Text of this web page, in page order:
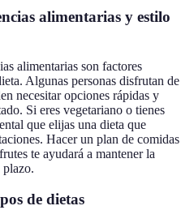
alimentarias y estilo
alimentarias son factores
Algunas personas disfrutan de
necesitar opciones rápidas y
Si eres vegetariano o tienes
que elijas una dieta que
Hacer un plan de comidas
te ayudará a mantener la
de dietas